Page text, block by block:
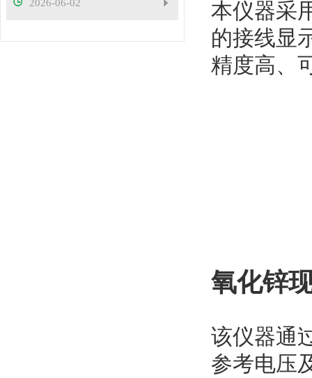
2026-06-02
本仪器采
的接线显
精度高、
氧化锌
该仪器通
参考电压